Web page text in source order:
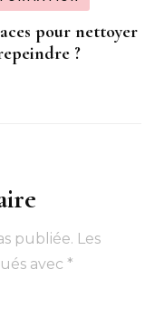
pour nettoyer
?
publiée. Les
avec *